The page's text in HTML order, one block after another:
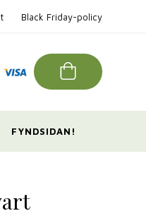
Black Friday-policy
FYNDSIDAN!